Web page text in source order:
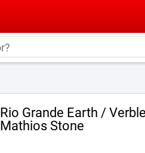
Rio Grande Earth /
Mathios Stone